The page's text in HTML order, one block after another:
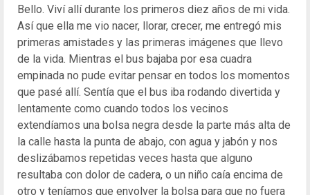
Bello. Viví allí durante los primeros diez años de mi vida.
Así que ella me vio nacer, llorar, crecer, me entregó mis
primeras amistades y las primeras imágenes que llevo
de la vida. Mientras el bus bajaba por esa cuadra
empinada no pude evitar pensar en todos los momentos
que pasé allí. Sentía que el bus iba rodando divertida y
lentamente como cuando todos los vecinos
extendíamos una bolsa negra desde la parte más alta de
la calle hasta la punta de abajo, con agua y jabón y nos
deslizábamos repetidas veces hasta que alguno
resultaba con dolor de cadera, o un niño caía encima de
otro y teníamos que envolver la bolsa para que no fuera